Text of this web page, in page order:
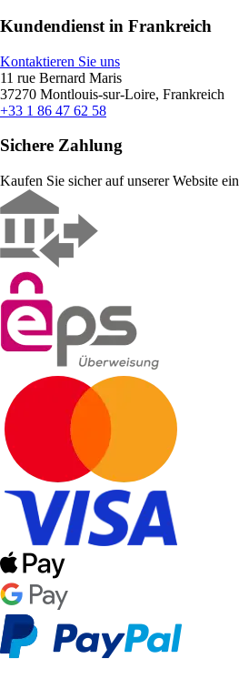
Kundendienst in Frankreich
Kontaktieren Sie uns
11 rue Bernard Maris
37270 Montlouis-sur-Loire, Frankreich
+33 1 86 47 62 58
Sichere Zahlung
Kaufen Sie sicher auf unserer Website ein